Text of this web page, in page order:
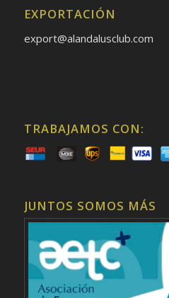
EXPORTACIÓN
export@alandalusclub.com
TRABAJAMOS CON:
JUNTOS SOMOS MÁS